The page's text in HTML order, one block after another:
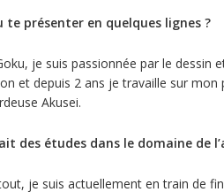
te présenter en quelques lignes ?
je suis passionnée par le dessin
et depuis 2 ans je travaille sur
Akusei.
des études dans le domaine de
je suis actuellement en train de